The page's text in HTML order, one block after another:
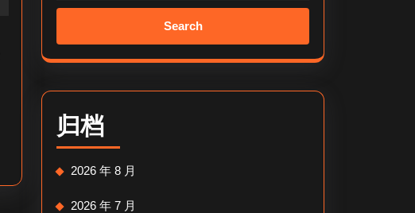
Search
归档
2026 年 8 月
2026 年 7 月